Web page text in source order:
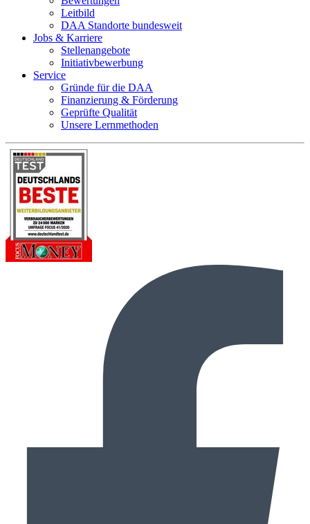
Leitbild
DAA Standorte bundesweit
Jobs & Karriere
Stellenangebote
Initiativbewerbung
Service
Gründe für die DAA
Finanzierung & Förderung
Geprüfte Qualität
Unsere Lernmethoden